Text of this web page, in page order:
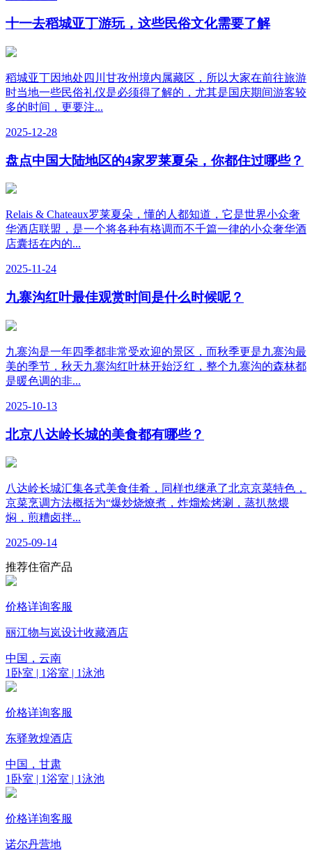
十一去稻城亚丁游玩，这些民俗文化需要了解
稻城亚丁因地处四川甘孜州境内属藏区，所以大家在前往旅游
时当地一些民俗礼仪是必须得了解的，尤其是国庆期间游客较
多的时间，更要注...
2025-12-28
盘点中国大陆地区的4家罗莱夏朵，你都住过哪些？
Relais & Chateaux罗莱夏朵，懂的人都知道，它是世界小众奢
华酒店联盟，是一个将各种有格调而不千篇一律的小众奢华酒
店囊括在内的...
2025-11-24
九寨沟红叶最佳观赏时间是什么时候呢？
九寨沟是一年四季都非常受欢迎的景区，而秋季更是九寨沟最
美的季节，秋天九寨沟红叶林开始泛红，整个九寨沟的森林都
是暖色调的非...
2025-10-13
北京八达岭长城的美食都有哪些？
八达岭长城汇集各式美食佳肴，同样也继承了北京京菜特色，
京菜烹调方法概括为“爆炒烧燎煮，炸熘烩烤涮，蒸扒熬煨
焖，煎糟卤拌...
2025-09-14
推荐住宿产品
价格详询客服
丽江物与岚设计收藏酒店
中国，云南
1卧室 | 1浴室 | 1泳池
价格详询客服
东驿敦煌酒店
中国，甘肃
1卧室 | 1浴室 | 1泳池
价格详询客服
诺尔丹营地